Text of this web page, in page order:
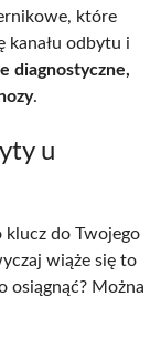
które
kanału odbytu i
diagnostyczne,
.
u
do Twojego
wiąże się to
osiągnąć? Można